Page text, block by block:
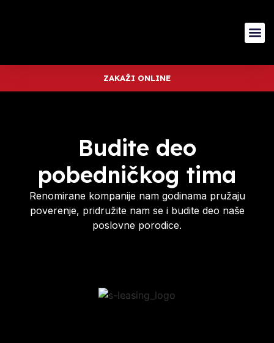
ZAKAŽI ONLINE
Budite deo
pobedničkog tima
Renomirane kompanije nam godinama pružaju
poverenje, pridružite nam se i budite deo naše
poslovne porodice.